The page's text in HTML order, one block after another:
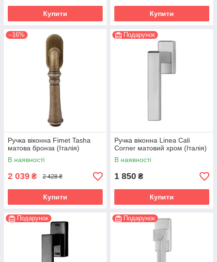
Купити Купити
–16%
Ручка віконна Fimet Tasha
матова бронза (Італія)
В наявності
2 039 ₴ 2 428 ₴
Купити
Подарунок
Ручка віконна Linea Cali
Corner матовий хром (Італія)
В наявності
1 850 ₴
Купити
Подарунок Подарунок